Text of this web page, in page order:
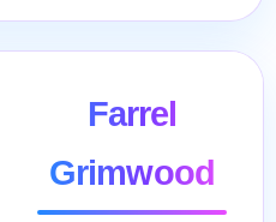
Farrel
Grimwood